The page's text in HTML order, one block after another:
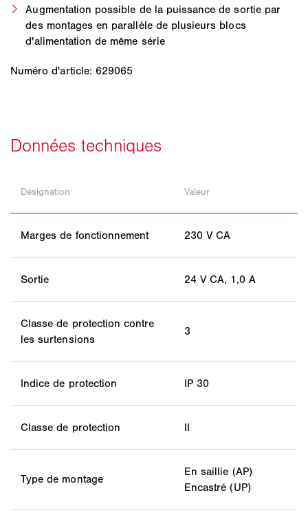
Augmentation possible de la puissance de sortie par
des montages en parallèle de plusieurs blocs
d'alimentation de même série
Numéro d'article: 629065
Désignation Valeur
Marges de fonctionnement 230 V CA
Sortie 24 V CA, 1,0 A
Classe de protection contre
les surtensions
3
Indice de protection IP 30
Classe de protection II
Type de montage
En saillie (AP)
Encastré (UP)